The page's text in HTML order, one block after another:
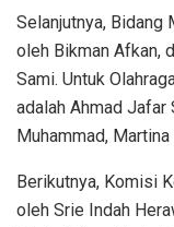
Selanjutnya,
oleh Bikman Afkan,
Sami. Untuk
adalah Ahmad Jafar
Muhammad,
Berikutnya, Komisi
oleh Srie Indah